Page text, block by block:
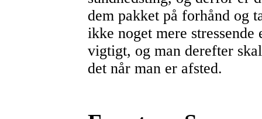
dem pakket på forhånd og
ikke noget mere stressende
vigtigt, og man derefter
det når man er afsted.